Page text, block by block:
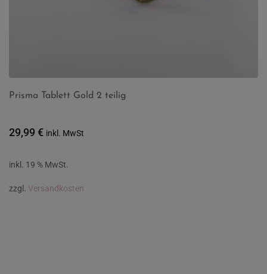
Prisma Tablett Gold 2 teilig
29,99 € inkl. MwSt
inkl. 19 % MwSt.
zzgl. Versandkosten